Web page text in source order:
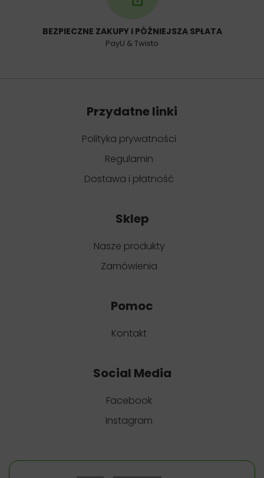
BEZPIECZNE ZAKUPY I PÓŹNIEJSZA SPŁATA
PayU & Twisto
Przydatne linki
Polityka prywatności
Regulamin
Dostawa i płatność
Sklep
Nasze produkty
Zamówienia
Pomoc
Kontakt
Social Media
Facebook
Instagram